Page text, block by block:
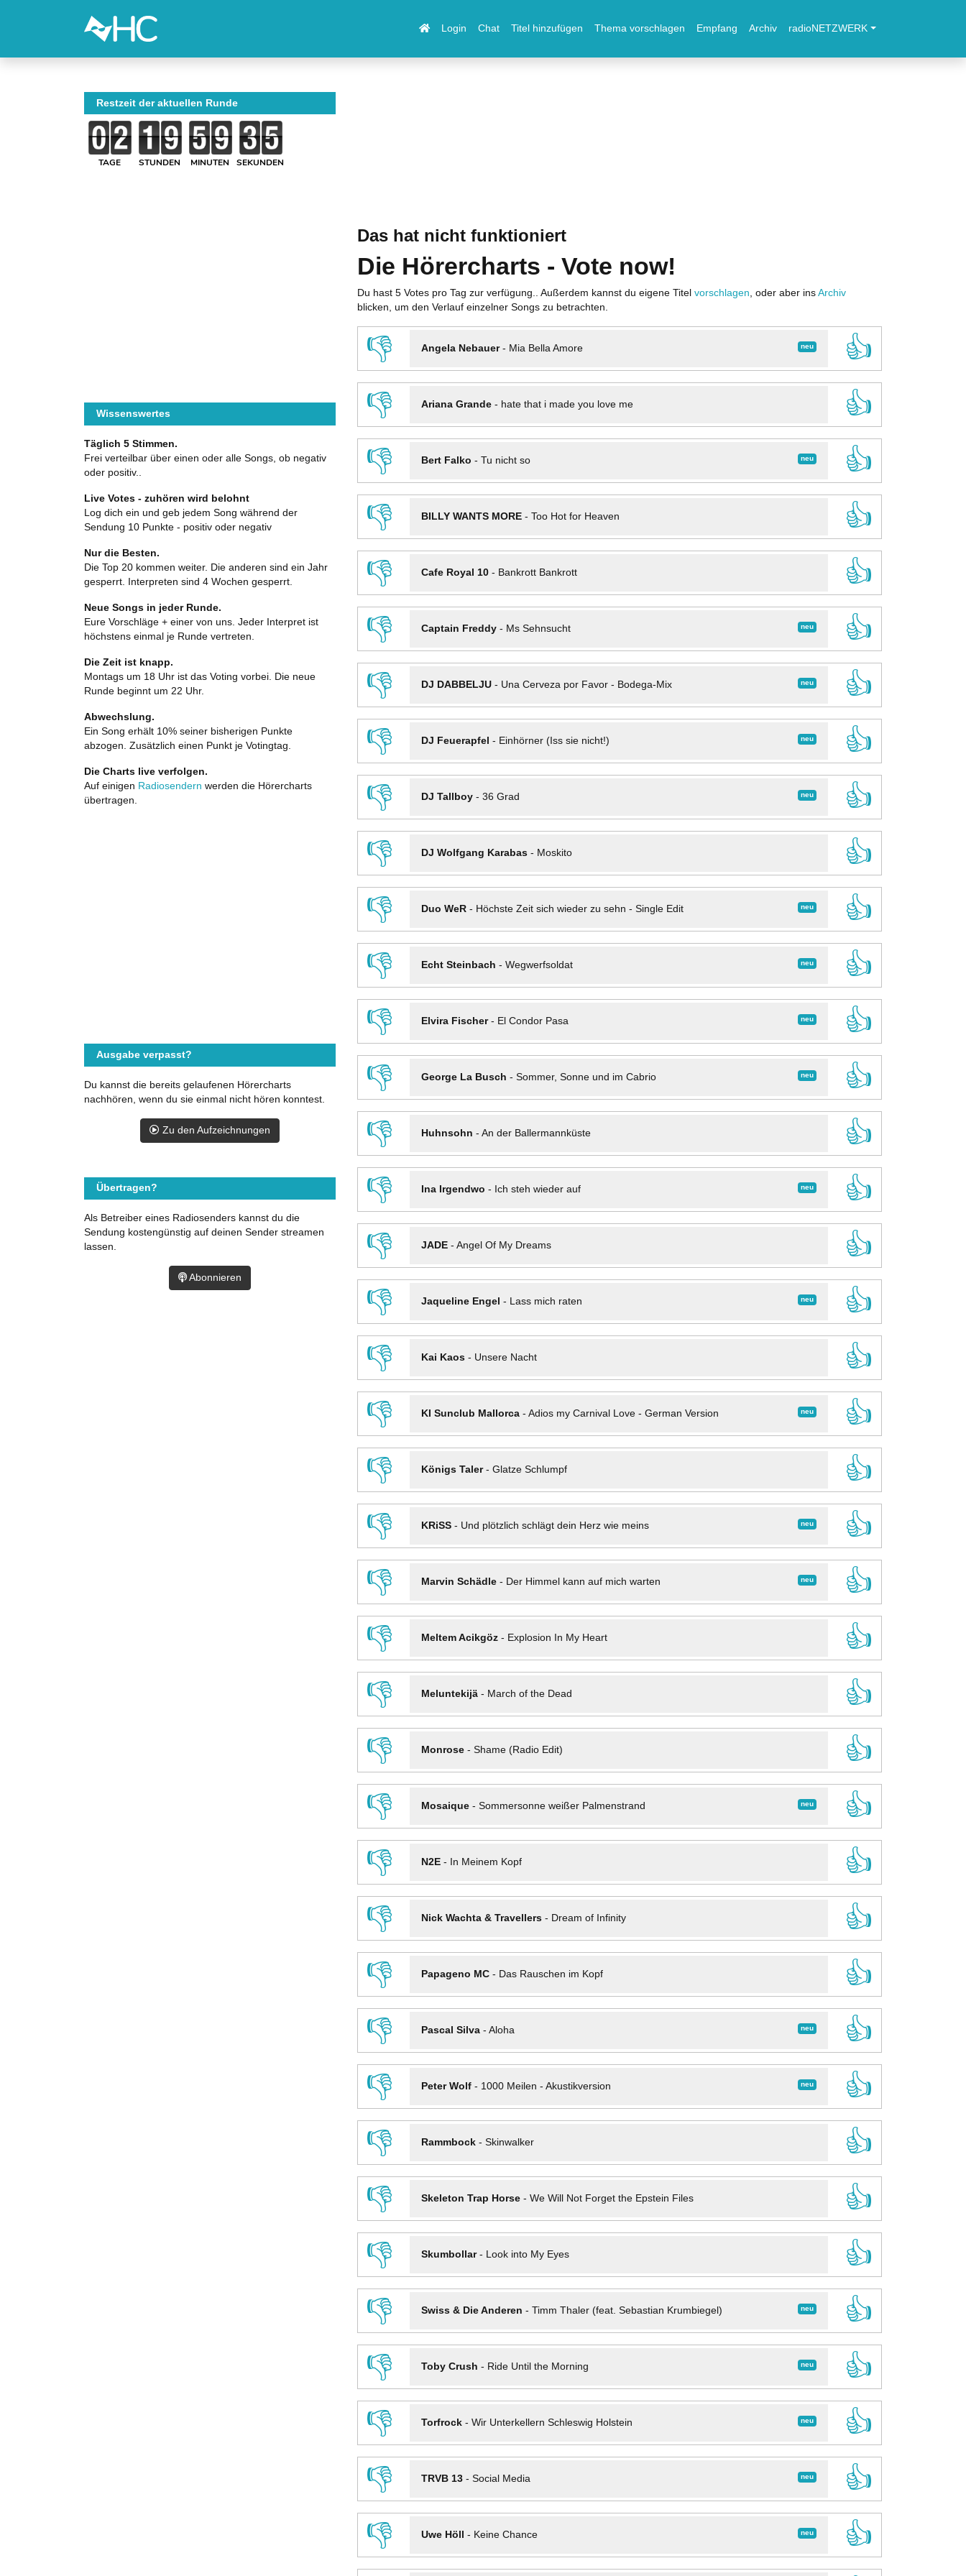
Login Chat Titel hinzufügen Thema vorschlagen Empfang Archiv radioNETZWERK
Das hat nicht funktioniert
Die Hörercharts - Vote now!
Du hast 5 Votes pro Tag zur verfügung.. Außerdem kannst du eigene Titel vorschlagen , oder aber ins Archiv
blicken, um den Verlauf einzelner Songs zu betrachten.
👎 neu
Angela Nebauer- Mia Bella Amore
👍
👎
Ariana Grande- hate that i made you love me
👍
👎
neu
Bert Falko - Tu nicht so
👍
👎
BILLY WANTS MORE- Too Hot for Heaven
👍
👎
Cafe Royal 10- Bankrott Bankrott
👍
👎
neu
Captain Freddy- Ms Sehnsucht
👍
👎
neu
DJ DABBELJU- Una Cerveza por Favor - Bodega-Mix
👍
👎
neu
DJ Feuerapfel - Einhörner (Iss sie nicht!)
👍
👎
neu
DJ Tallboy- 36 Grad
👍
👎
DJ Wolfgang Karabas- Moskito
👍
👎
neu
Duo WeR- Höchste Zeit sich wieder zu sehn - Single Edit
👍
👎
neu
Echt Steinbach - Wegwerfsoldat
👍
👎
neu
Elvira Fischer- El Condor Pasa
👍
👎
neu
George La Busch - Sommer, Sonne und im Cabrio
👍
👎
Huhnsohn - An der Ballermannküste
👍
👎
neu
Ina Irgendwo - Ich steh wieder auf
👍
👎
JADE- Angel Of My Dreams
👍
👎
neu
Jaqueline Engel - Lass mich raten
👍
👎
Kai Kaos- Unsere Nacht
👍
👎
neu
KI Sunclub Mallorca- Adios my Carnival Love - German Version
👍
👎
Königs Taler- Glatze Schlumpf
👍
👎
neu
KRiSS- Und plötzlich schlägt dein Herz wie meins
👍
👎
neu
Marvin Schädle- Der Himmel kann auf mich warten
👍
👎
Meltem Acikgöz- Explosion In My Heart
👍
👎
Meluntekijä- March of the Dead
👍
👎
Monrose- Shame (Radio Edit)
👍
👎
neu
Mosaique- Sommersonne weißer Palmenstrand
👍
👎
N2E- In Meinem Kopf
👍
👎
Nick Wachta & Travellers- Dream of Infinity
👍
👎
Papageno MC- Das Rauschen im Kopf
👍
👎
neu
Pascal Silva- Aloha
👍
👎
neu
Peter Wolf- 1000 Meilen - Akustikversion
👍
👎
Rammbock- Skinwalker
👍
👎
Skeleton Trap Horse- We Will Not Forget the Epstein Files
👍
👎
Skumbollar- Look into My Eyes
👍
👎
neu
Swiss & Die Anderen - Timm Thaler (feat. Sebastian Krumbiegel)
👍
👎
neu
Toby Crush - Ride Until the Morning
👍
👎
neu
Torfrock- Wir Unterkellern Schleswig Holstein
👍
👎
neu
TRVB 13- Social Media
👍
👎
neu
Uwe Höll - Keine Chance
👍
Restzeit der aktuellen Runde
TAGE STUNDEN MINUTEN SEKUNDEN
Wissenswertes
Täglich 5 Stimmen.
Frei verteilbar über einen oder alle Songs, ob negativ
oder positiv..
Live Votes - zuhören wird belohnt
Log dich ein und geb jedem Song während der
Sendung 10 Punkte - positiv oder negativ
Nur die Besten.
Die Top 20 kommen weiter. Die anderen sind ein Jahr
gesperrt. Interpreten sind 4 Wochen gesperrt.
Neue Songs in jeder Runde.
Eure Vorschläge + einer von uns. Jeder Interpret ist
höchstens einmal je Runde vertreten.
Die Zeit ist knapp.
Montags um 18 Uhr ist das Voting vorbei. Die neue
Runde beginnt um 22 Uhr.
Abwechslung.
Ein Song erhält 10% seiner bisherigen Punkte
abzogen. Zusätzlich einen Punkt je Votingtag.
Die Charts live verfolgen.
Auf einigen Radiosendern werden die Hörercharts
übertragen.
Ausgabe verpasst?
Du kannst die bereits gelaufenen Hörercharts
nachhören, wenn du sie einmal nicht hören konntest.
Zu den Aufzeichnungen
Übertragen?
Als Betreiber eines Radiosenders kannst du die
Sendung kostengünstig auf deinen Sender streamen
lassen.
Abonnieren